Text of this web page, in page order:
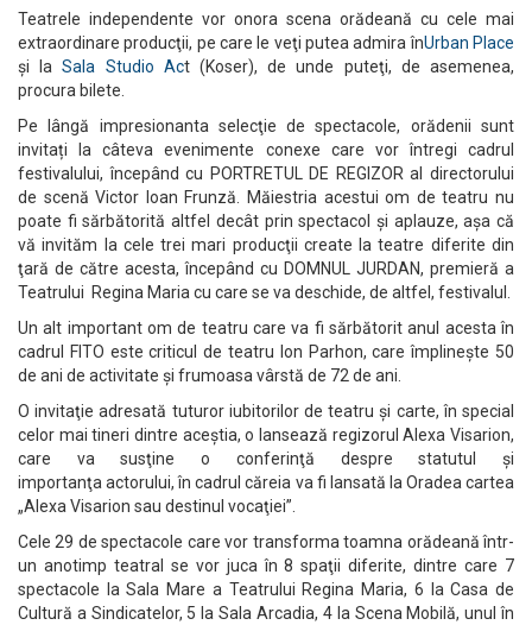
Teatrele independente vor onora scena orădeană cu cele mai
extraordinare producţii, pe care le veţi putea admira înUrban Place
şi la Sala Studio Act (Koser), de unde puteţi, de asemenea,
procura bilete.
Pe lângă impresionanta selecţie de spectacole, orădenii sunt
invitați la câteva evenimente conexe care vor întregi cadrul
festivalului, începând cu PORTRETUL DE REGIZOR al directorului
de scenă Victor Ioan Frunză. Măiestria acestui om de teatru nu
poate fi sărbătorită altfel decât prin spectacol şi aplauze, aşa că
vă invităm la cele trei mari producţii create la teatre diferite din
ţară de către acesta, începând cu DOMNUL JURDAN, premieră a
Teatrului Regina Maria cu care se va deschide, de altfel, festivalul.
Un alt important om de teatru care va fi sărbătorit anul acesta în
cadrul FITO este criticul de teatru Ion Parhon, care împlineşte 50
de ani de activitate şi frumoasa vârstă de 72 de ani.
O invitaţie adresată tuturor iubitorilor de teatru şi carte, în special
celor mai tineri dintre aceştia, o lansează regizorul Alexa Visarion,
care va susţine o conferinţă despre statutul şi
importanţa actorului, în cadrul căreia va fi lansată la Oradea cartea
„Alexa Visarion sau destinul vocaţiei”.
Cele 29 de spectacole care vor transforma toamna orădeană într-
un anotimp teatral se vor juca în 8 spaţii diferite, dintre care 7
spectacole la Sala Mare a Teatrului Regina Maria, 6 la Casa de
Cultură a Sindicatelor, 5 la Sala Arcadia, 4 la Scena Mobilă, unul în